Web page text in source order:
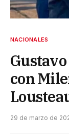
NACIONALES
con
29 de marzo de